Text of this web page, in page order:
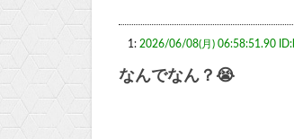
1: 2026/06/08(月) 06:58:51.90
なんでなん？😭